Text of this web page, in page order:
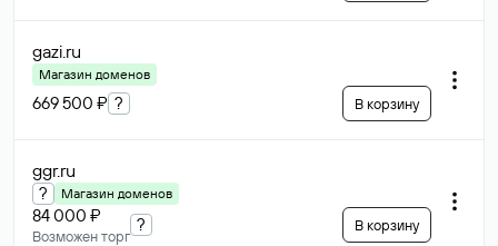
gazi.ru
Магазин доменов
669 500 ₽ ? В корзину
ggr.ru
? Магазин доменов
84 000 ₽
Возможен торг
? В корзину